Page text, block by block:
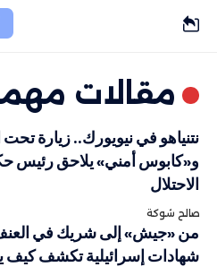
مقالات
نتنياهو في نيويورك.. زيارة
و«كابوس أمني» يلاحق رئيس
الاحتلال
صالح شوكة
من «جيش» إلى شريك في
شهادات إسرائيلية تكشف كيف